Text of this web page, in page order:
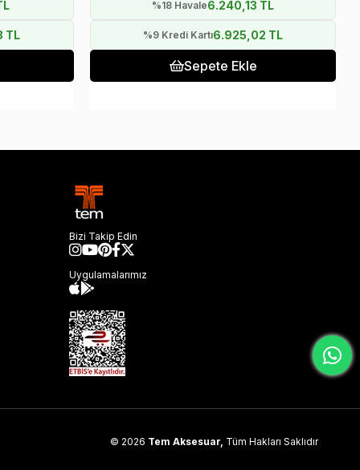
TL
%18 Havale6.240,13 TL
%9 Kredi Kartı6.925,02 TL
Sepete Ekle
Bizi Takip Edin
Uygulamalarımız
© 2026 Tem Aksesuar, Tüm Hakları Saklıdır